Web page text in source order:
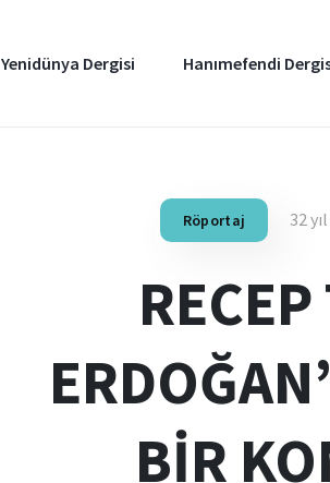
Yenidünya Dergisi Hanımefendi
Röportaj 32
BİR